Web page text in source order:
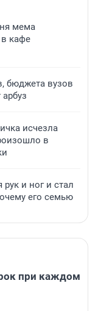
мема
кафе
бюджета вузов
исчезла
в
и ног и стал
его семью
при каждом